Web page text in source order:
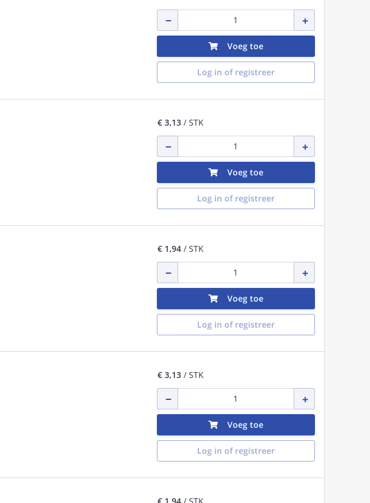
Voeg toe
Log in of registreer
€ 3,13/ STK
Voeg toe
Log in of registreer
€ 1,94/ STK
Voeg toe
Log in of registreer
€ 3,13/ STK
Voeg toe
Log in of registreer